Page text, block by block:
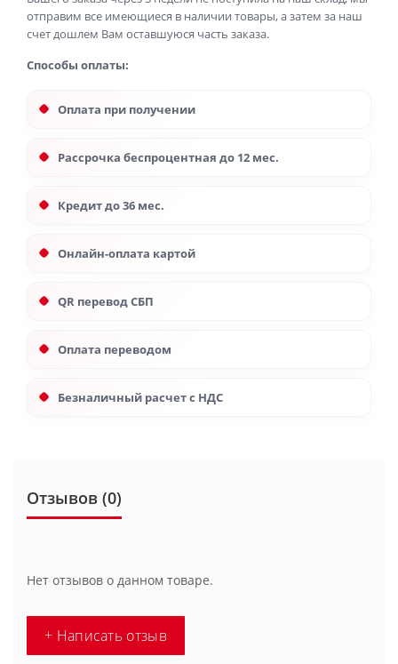
отправим все имеющиеся в наличии товары, а затем за наш
счет дошлем Вам оставшуюся часть заказа.
Способы оплаты:
Оплата при получении
Рассрочка беспроцентная до 12 мес.
Кредит до 36 мес.
Онлайн-оплата картой
QR перевод СБП
Оплата переводом
Безналичный расчет с НДС
Отзывов (0)
Нет отзывов о данном товаре.
+ Написать отзыв